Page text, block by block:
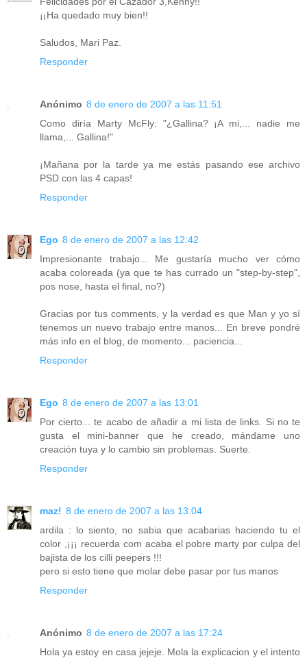
¡¡Ha quedado muy bien!!
Saludos, Mari Paz.
Responder
Anónimo 8 de enero de 2007 a las 11:51
Como diría Marty McFly: "¿Gallina? ¡A mi,... nadie me
llama,... Gallina!"
¡Mañana por la tarde ya me estás pasando ese archivo
PSD con las 4 capas!
Responder
Ego 8 de enero de 2007 a las 12:42
Impresionante trabajo... Me gustaría mucho ver cómo
acaba coloreada (ya que te has currado un "step-by-step",
pos nose, hasta el final, no?)
Gracias por tus comments, y la verdad es que Man y yo sí
tenemos un nuevo trabajo entre manos... En breve pondré
más info en el blog, de momento... paciencia...
Responder
Ego 8 de enero de 2007 a las 13:01
Por cierto... te acabo de añadir a mi lista de links. Si no te
gusta el mini-banner que he creado, mándame uno
creación tuya y lo cambio sin problemas. Suerte.
Responder
maz! 8 de enero de 2007 a las 13:04
ardila : lo siento, no sabia que acabarias haciendo tu el
color ,¡¡¡ recuerda com acaba el pobre marty por culpa del
bajista de los cilli peepers !!!
pero si esto tiene que molar debe pasar por tus manos
Responder
Anónimo 8 de enero de 2007 a las 17:24
Hola ya estoy en casa jejeje. Mola la explicacion y el intento